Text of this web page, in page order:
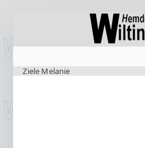
Inhalt
Ziele Melanie